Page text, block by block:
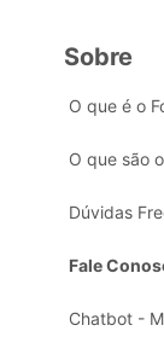
Sobre
O que é o
O que são
Dúvidas
Fale
Chatbot -